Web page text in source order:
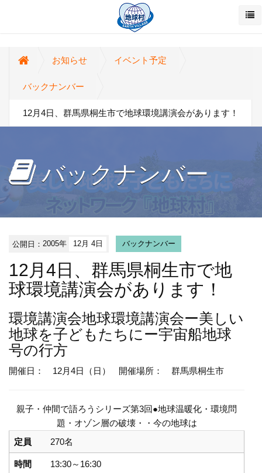
お知らせ イベント予定
バックナンバー
12月4日、群馬県桐生市で地球環境講演会があります！
バックナンバー
公開日：2005年 12月 4日 バックナンバー
12月4日、群馬県桐生市で地
球環境講演会があります！
環境講演会地球環境講演会ー美しい
地球を子どもたちにー宇宙船地球
号の行方
開催日： 12月4日（日） 開催場所： 群馬県桐生市
親子・仲間で語ろうシリーズ第3回●地球温暖化・環境問
題・オゾン層の破壊・・今の地球は
定員
270名
時間 13:30～16:30